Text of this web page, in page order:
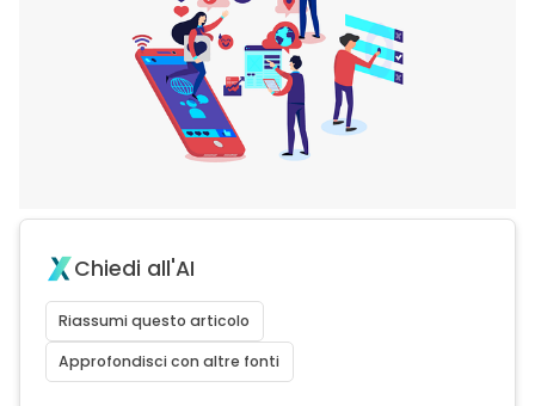
Chiedi all'AI
Riassumi questo articolo
Approfondisci con altre fonti